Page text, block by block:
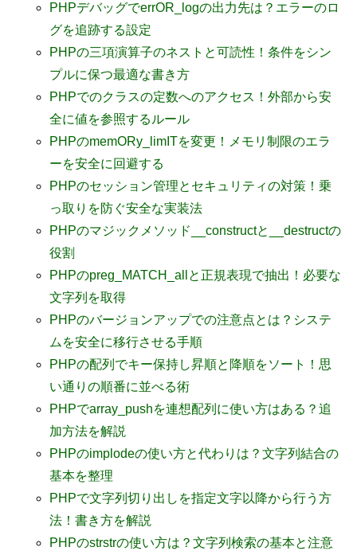
PHPデバッグでerrOR_logの出力先は？エラーのロ
グを追跡する設定
PHPの三項演算子のネストと可読性！条件をシン
プルに保つ最適な書き方
PHPでのクラスの定数へのアクセス！外部から安
全に値を参照するルール
PHPのmemORy_limITを変更！メモリ制限のエラ
ーを安全に回避する
PHPのセッション管理とセキュリティの対策！乗
っ取りを防ぐ安全な実装法
PHPのマジックメソッド__constructと__destructの
役割
PHPのpreg_MATCH_allと正規表現で抽出！必要な
文字列を取得
PHPのバージョンアップでの注意点とは？システ
ムを安全に移行させる手順
PHPの配列でキー保持し昇順と降順をソート！思
い通りの順番に並べる術
PHPでarray_pushを連想配列に使い方はある？追
加方法を解説
PHPのimplodeの使い方と代わりは？文字列結合の
基本を整理
PHPで文字列切り出しを指定文字以降から行う方
法！書き方を解説
PHPのstrstrの使い方は？文字列検索の基本と注意